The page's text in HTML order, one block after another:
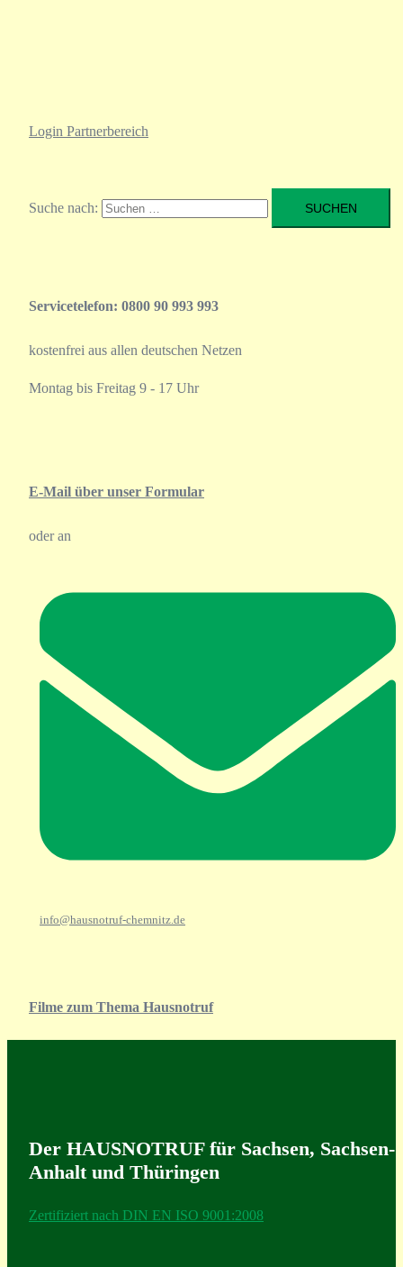
Login Partnerbereich
Suche nach:
Servicetelefon: 0800 90 993 993
kostenfrei aus allen deutschen Netzen
Montag bis Freitag 9 - 17 Uhr
E-Mail über unser Formular
oder an
info@hausnotruf-chemnitz.de
Filme zum Thema Hausnotruf
Der HAUSNOTRUF für Sachsen, Sachsen-
Anhalt und Thüringen
Zertifiziert nach DIN EN ISO 9001:2008